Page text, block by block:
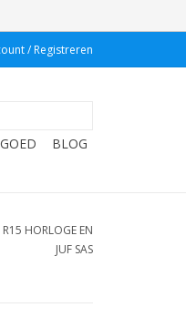
/ Registreren
BLOG
HORLOGE EN
JUF SAS